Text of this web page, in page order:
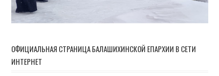
ОФИЦИАЛЬНАЯ СТРАНИЦА БАЛАШИХИНСКОЙ ЕПАРХИИ В СЕТИ
ИНТЕРНЕТ